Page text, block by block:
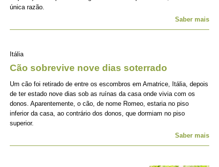
única razão.
Saber mais
Itália
Cão sobrevive nove dias soterrado
Um cão foi retirado de entre os escombros em Amatrice, Itália, depois
de ter estado nove dias sob as ruínas da casa onde vivia com os
donos. Aparentemente, o cão, de nome Romeo, estaria no piso
inferior da casa, ao contrário dos donos, que dormiam no piso
superior.
Saber mais